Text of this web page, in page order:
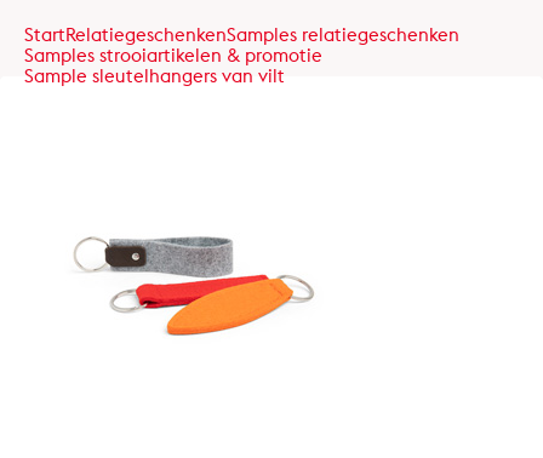
StartRelatiegeschenkenSamples relatiegeschenken
Samples strooiartikelen & promotie
Sample sleutelhangers van vilt